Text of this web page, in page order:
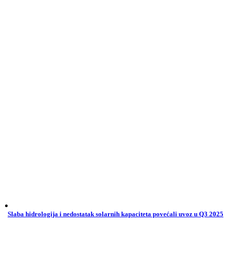
Slaba hidrologija i nedostatak solarnih kapaciteta povećali uvoz u Q3 2025